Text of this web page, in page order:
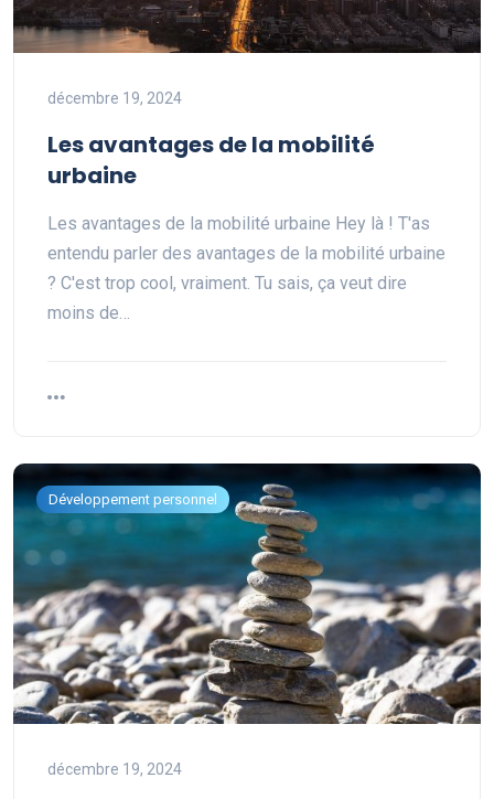
décembre 19, 2024
Les avantages de la mobilité
urbaine
Les avantages de la mobilité urbaine Hey là ! T'as
entendu parler des avantages de la mobilité urbaine
? C'est trop cool, vraiment. Tu sais, ça veut dire
moins de…
Développement personnel
décembre 19, 2024